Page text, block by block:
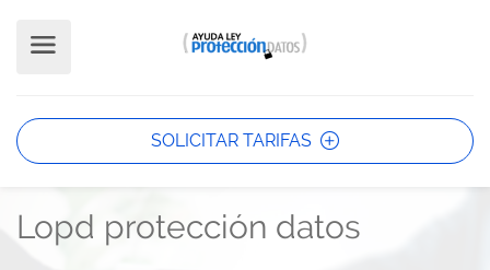
SOLICITAR TARIFAS
Lopd protección datos